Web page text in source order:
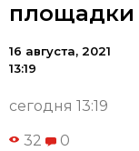
площадки
16 августа, 2021
13:19
сегодня 13:19
32 0